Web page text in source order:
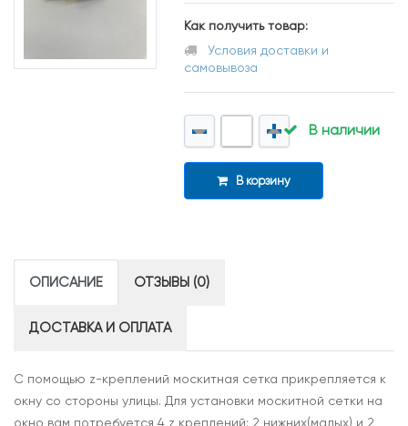
Как получить товар:
Условия доставки и
самовывоза
В наличии
В корзину
ОПИСАНИЕ ОТЗЫВЫ (0)
ДОСТАВКА И ОПЛАТА
С помощью z-креплений москитная сетка прикрепляется к
окну со стороны улицы. Для установки москитной сетки на